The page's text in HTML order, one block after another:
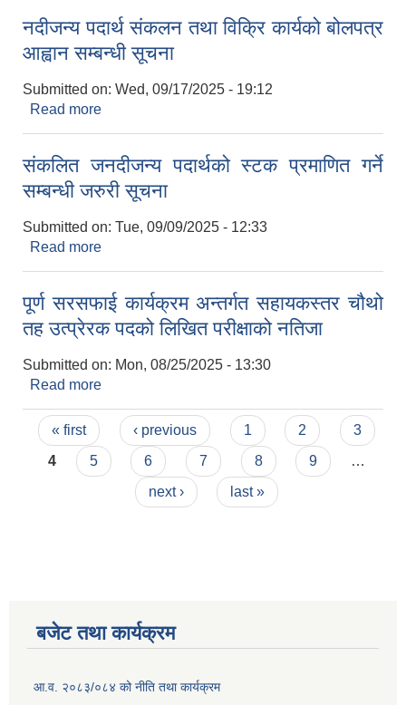
नदीजन्य पदार्थ संकलन तथा विक्रि कार्यको बोलपत्र
आह्वान सम्बन्धी सूचना
Submitted on: Wed, 09/17/2025 - 19:12
Read more
संकलित जनदीजन्य पदार्थको स्टक प्रमाणित गर्ने
सम्बन्धी जरुरी सूचना
Submitted on: Tue, 09/09/2025 - 12:33
Read more
पूर्ण सरसफाई कार्यक्रम अन्तर्गत सहायकस्तर चौथो
तह उत्प्रेरक पदको लिखित परीक्षाको नतिजा
Submitted on: Mon, 08/25/2025 - 13:30
Read more
Pages
« first ‹ previous 1 2
3
4
5 6 7 8 9
…
next ›
last »
बजेट तथा कार्यक्रम
आ.व. २०८३/०८४ को नीति तथा कार्यक्रम